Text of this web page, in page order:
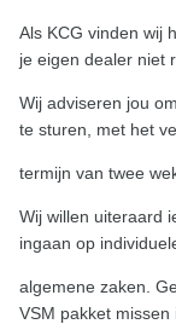
Als KCG vinden wij
je eigen dealer niet
Wij adviseren jou
te sturen, met het
termijn van twee
Wij willen uiteraard
ingaan op
algemene zaken.
VSM pakket